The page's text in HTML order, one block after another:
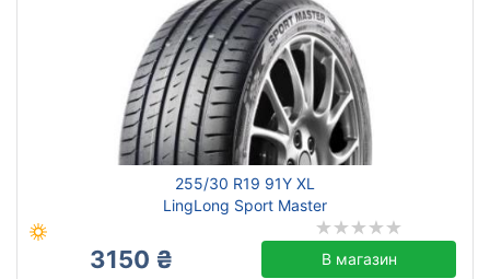
255/30 R19 91Y XL
LingLong Sport Master
3150 ₴ В магазин